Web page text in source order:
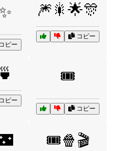
ピー
🎆🎇🌟🎊
コピー
ピー
🎟️
コピー
🎟️🍿🎬